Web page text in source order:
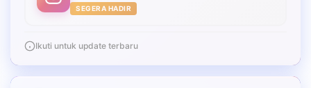
SEGERA HADIR
Ikuti untuk update terbaru